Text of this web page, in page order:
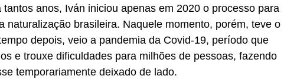
anos, Iván iniciou apenas em 2020 o processo para
naturalização brasileira. Naquele momento, porém, teve o
depois, veio a pandemia da Covid-19, período que
e trouxe dificuldades para milhões de pessoas, fazendo
temporariamente deixado de lado.